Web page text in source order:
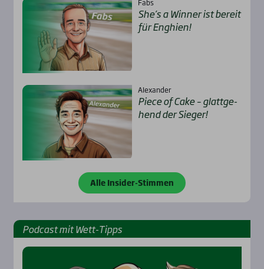
Fabs
She’s a Win­ner ist bereit
für Eng­hien!
Alexander
Pie­ce of Cake – glatt­ge­
hend der Sie­ger!
Alle Insider-Stimmen
Pod­cast mit Wett-Tipps